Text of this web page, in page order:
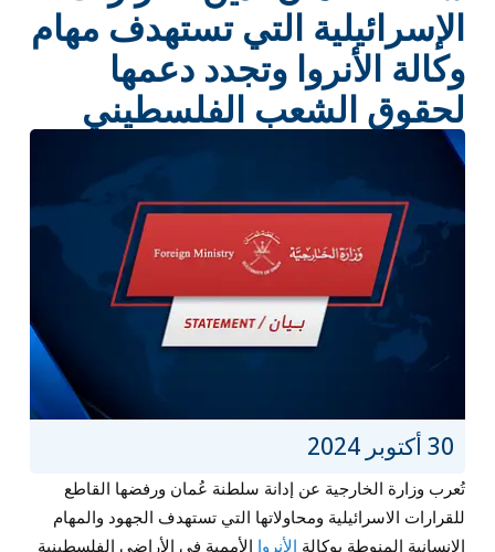
الإسرائيلية التي تستهدف مهام
وكالة الأنروا وتجدد دعمها
لحقوق الشعب الفلسطيني
30 أكتوبر 2024
تُعرب وزارة الخارجية عن إدانة سلطنة عُمان ورفضها القاطع
للقرارات الاسرائيلية ومحاولاتها التي تستهدف الجهود والمهام
الإنسانية المنوطة بوكالة الأنروا الأممية في الأراضي الفلسطينية